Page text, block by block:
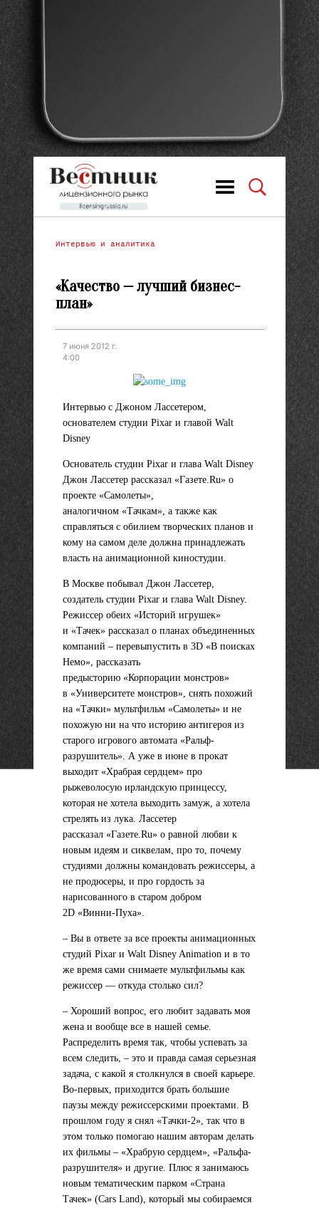
Интервью и аналитика
«Качество — лучший бизнес-
план»
7 июня 2012 г.
4:00
Интервью с Джоном Лассетером,
основателем студии Pixar и главой Walt
Disney
Основатель студии Pixar и глава Walt Disney
Джон Лассетер рассказал «Газете.Ru» о
проекте «Самолеты»,
аналогичном «Тачкам», а также как
справляться с обилием творческих планов и
кому на самом деле должна принадлежать
власть на анимационной киностудии.
В Москве побывал Джон Лассетер,
создатель студии Pixar и глава Walt Disney.
Режиссер обеих «Историй игрушек»
и «Тачек» рассказал о планах объединенных
компаний – перевыпустить в 3D «В поисках
Немо», рассказать
предысторию «Корпорации монстров»
в «Университете монстров», снять похожий
на «Тачки» мультфильм «Самолеты» и не
похожую ни на что историю антигероя из
старого игрового автомата «Ральф-
разрушитель». А уже в июне в прокат
выходит «Храбрая сердцем» про
рыжеволосую ирландскую принцессу,
которая не хотела выходить замуж, а хотела
стрелять из лука. Лассетер
рассказал «Газете.Ru» о равной любви к
новым идеям и сиквелам, про то, почему
студиями должны командовать режиссеры, а
не продюсеры, и про гордость за
нарисованного в старом добром
2D «Винни-Пуха».
– Вы в ответе за все проекты анимационных
студий Pixar и Walt Disney Animation и в то
же время сами снимаете мультфильмы как
режиссер — откуда столько сил?
– Хороший вопрос, его любит задавать моя
жена и вообще все в нашей семье.
Распределить время так, чтобы успевать за
всем следить, – это и правда самая серьезная
задача, с какой я столкнулся в своей карьере.
Во-первых, приходится брать большие
паузы между режиссерскими проектами. В
прошлом году я снял «Тачки-2», так что в
этом только помогаю нашим авторам делать
их фильмы – «Храбрую сердцем», «Ральфа-
разрушителя» и другие. Плюс я занимаюсь
новым тематическим парком «Страна
Тачек» (Cars Land), который мы собираемся